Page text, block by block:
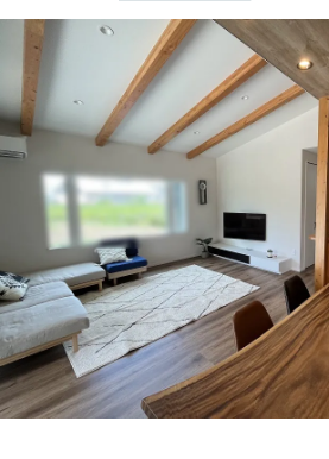
家づくり学校とは
お悩み・相談事例
よくある質問
ご利用者の声・実例
お役立ち情報
公式SNSをチェック
YOUTUBE